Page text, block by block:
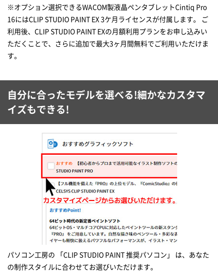
※オプション選択できるWACOM製液晶ペンタブレットCintiq Pro
16にはCLIP STUDIO PAINT EX 3ケ月ライセンスが付属します。 ご
利用後、CLIP STUDIO PAINT EXの月額利用プランをお申し込みい
ただくことで、さらに追加で最大3ヶ月間無料でご利用いただけま
す。
自分に合ったモデルを選べる!細かなカスタマ
イズもできる!
パソコン工房の 「CLIP STUDIO PAINT 推奨パソコン」 は、あなた
の制作スタイルに合わせてお選びいただけます。